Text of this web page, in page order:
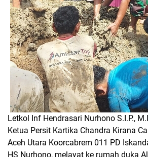
Letkol Inf Hendrasari Nurhono S.I.P.,
Ketua Persit Kartika Chandra Kirana
Aceh Utara Koorcabrem 011 PD
HS Nurhono, melayat ke rumah duka